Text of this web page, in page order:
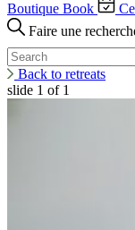
Boutique Book
Faire une
Back to retreats
slide 1 of 1